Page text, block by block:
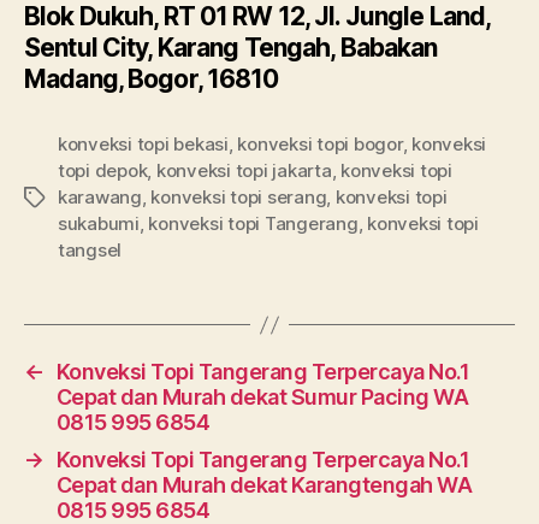
Blok Dukuh, RT 01 RW 12, Jl. Jungle Land,
Sentul City, Karang Tengah, Babakan
Madang, Bogor, 16810
Tags
konveksi topi bekasi, konveksi topi bogor, konveksi
topi depok, konveksi topi jakarta, konveksi topi
karawang, konveksi topi serang, konveksi topi
sukabumi, konveksi topi Tangerang, konveksi topi
tangsel
←
Konveksi Topi Tangerang Terpercaya No.1
Cepat dan Murah dekat Sumur Pacing WA
0815 995 6854
→
Konveksi Topi Tangerang Terpercaya No.1
Cepat dan Murah dekat Karangtengah WA
0815 995 6854